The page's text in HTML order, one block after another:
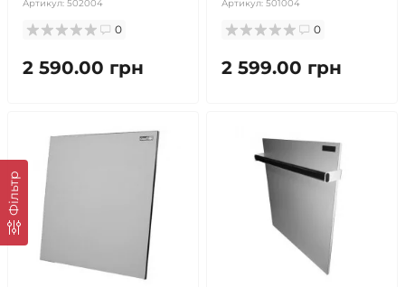
Фільтр
Артикул: 502004
0
2 590.00 грн
Артикул: 501004
0
2 599.00 грн